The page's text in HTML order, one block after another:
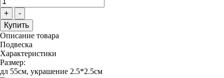
+ -
Описание товара
Подвеска
Характеристики
Размер:
дл 55см, украшение 2.5*2.5см